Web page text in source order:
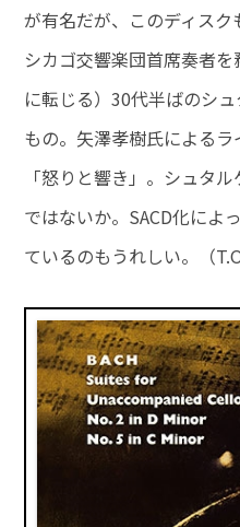
が有名だが、このディス
シカゴ交響楽団首席奏者
に転じる）30代半ばのシ
もの。矢澤孝樹氏による
「怒りと響き」。シュタ
ではないか。SACD化によ
ているのもうれしい。（